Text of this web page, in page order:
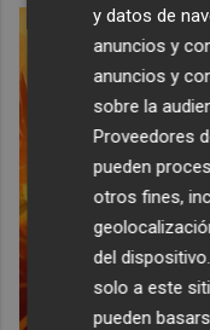
y datos de
anuncios y
anuncios y
sobre la
Proveedores
pueden
otros fines,
del
solo a este
pueden